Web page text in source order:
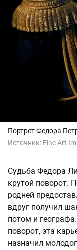
Портрет Федора
Источник: Fine Art
Судьба Федора
крутой поворот.
родней
вдруг получил
потом и
поворот, эта
назначил